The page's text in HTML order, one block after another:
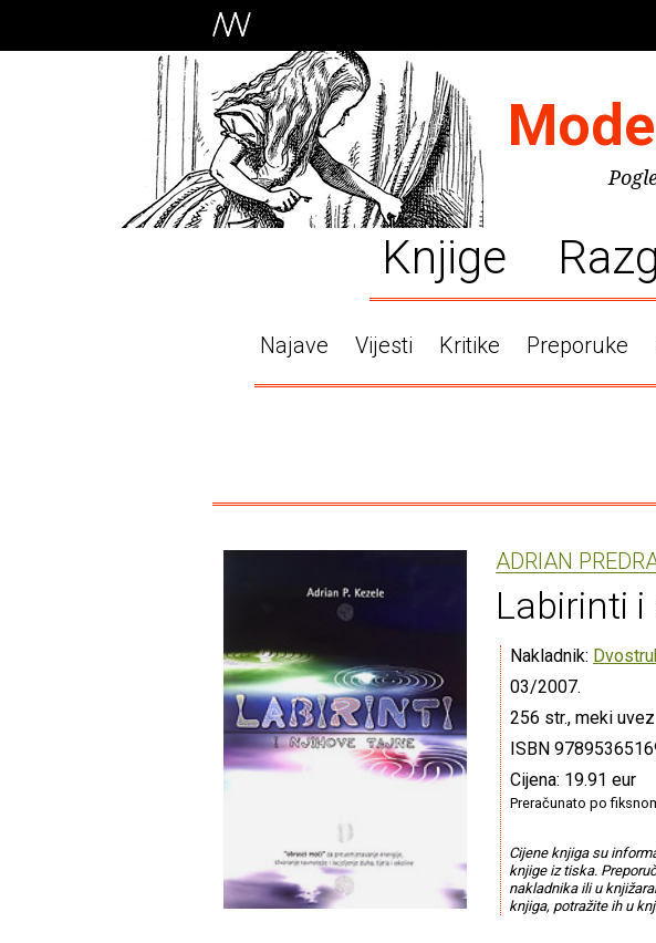
Knjige
Najave Vijesti Kritike Preporuke
ADRIAN
Labirinti
Nakladnik:
03/2007.
256 str., meki uvez
ISBN
Cijena: 19.91 eur
Preračunato po
Cijene knjiga su
knjige iz tiska.
nakladnika ili u
knjiga, potražite ih u